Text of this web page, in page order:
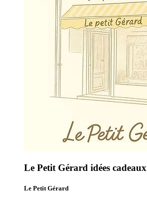
Le Petit Gérard idées cadeaux
Le Petit Gérard